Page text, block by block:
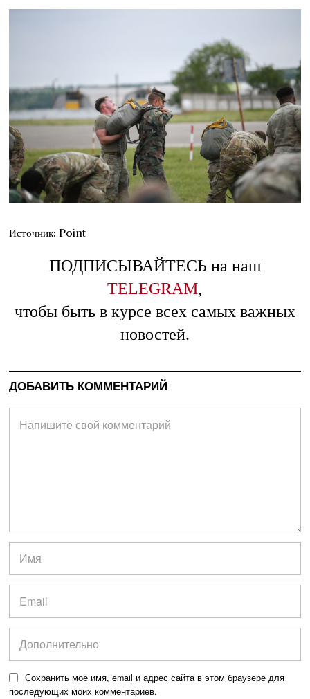
Источник: Point
ПОДПИСЫВАЙТЕСЬ на наш
TELEGRAM,
чтобы быть в курсе всех самых важных
новостей.
ДОБАВИТЬ КОММЕНТАРИЙ
Сохранить моё имя, email и адрес сайта в этом браузере для
последующих моих комментариев.